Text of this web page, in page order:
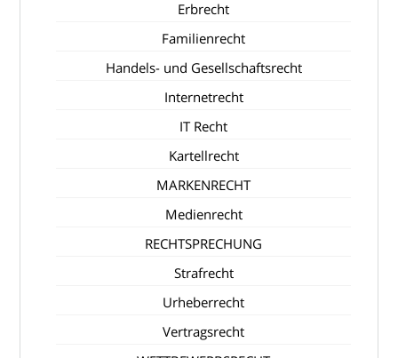
Erbrecht
Familienrecht
Handels- und Gesellschaftsrecht
Internetrecht
IT Recht
Kartellrecht
MARKENRECHT
Medienrecht
RECHTSPRECHUNG
Strafrecht
Urheberrecht
Vertragsrecht